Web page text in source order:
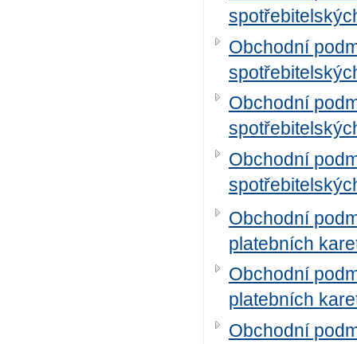
Obchodní
Obchodní
Obchodní
Obchodní
platebních
Obchodní
platebních
Obchodní